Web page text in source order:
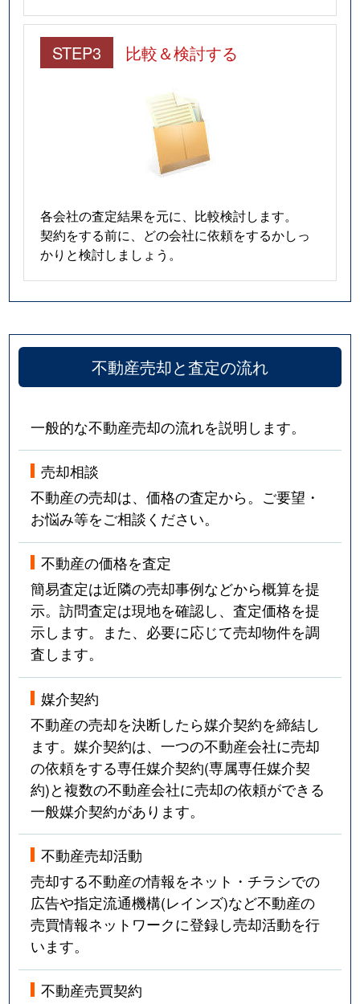
STEP3 比較＆検討する
各会社の査定結果を元に、比較検討します。
契約をする前に、どの会社に依頼をするかしっ
かりと検討しましょう。
不動産売却と査定の流れ
一般的な不動産売却の流れを説明します。
売却相談
不動産の売却は、価格の査定から。ご要望・
お悩み等をご相談ください。
不動産の価格を査定
簡易査定は近隣の売却事例などから概算を提
示。訪問査定は現地を確認し、査定価格を提
示します。また、必要に応じて売却物件を調
査します。
媒介契約
不動産の売却を決断したら媒介契約を締結し
ます。媒介契約は、一つの不動産会社に売却
の依頼をする専任媒介契約(専属専任媒介契
約)と複数の不動産会社に売却の依頼ができる
一般媒介契約があります。
不動産売却活動
売却する不動産の情報をネット・チラシでの
広告や指定流通機構(レインズ)など不動産の
売買情報ネットワークに登録し売却活動を行
います。
不動産売買契約